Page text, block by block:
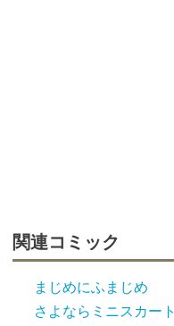
関連コミック
まじめにふまじめ
さよならミニスカート